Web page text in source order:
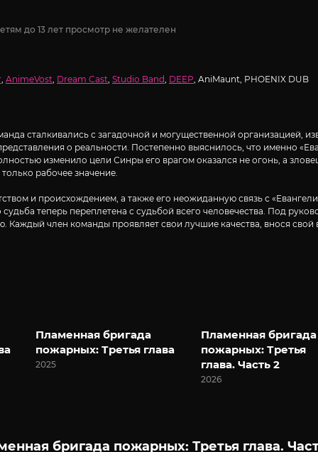
до 13 лет просмотр не желателен
, AnimeVost, Dream Cast, Studio Band, DEEP, AniMaunt, PHOENIX DUB
сталкивались с загадочной и могущественной организацией,
о реальности. Постепенно выяснилось, что именно
изменило цели Синры его врагом оказался не огонь, а
рабочее значение.
и происхождением, а также его неожиданную связь с
теперь переплетена с судьбой всего человечества. Под
член команды проявляет свои лучшие качества, внося
Пламенная бригада
пожарных: Третья глава
2025
Пламенная бригада
пожарных: Третья
глава. Часть 2
2026
бригада пожарных: Третья глава.